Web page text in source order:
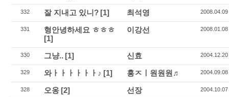
332 잘 지내고 있니? [1] 최석영 2008.04.09
331
형안녕하세요 ㅎㅎㅎ
[1]
이강선 2008.01.08
330 그냥.. [1] 신효 2004.12.20
329 와ㅏㅏㅏㅏㅏㅏ♪ [1] 홍ㅈㅣ원원원♬ 2004.09.08
328 오옹 [2] 선장 2004.10.07